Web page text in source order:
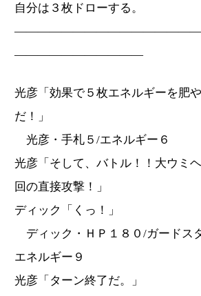
自分は３枚ドローする。
―――――――――――
光彦「効果で５枚エネルギーを肥
だ！」
光彦・手札５/エネルギー６
光彦「そして、バトル！！大ウミ
回の直接攻撃！」
ディック「くっ！」
ディック・ＨＰ１８０/ガードス
エネルギー９
光彦「ターン終了だ。」